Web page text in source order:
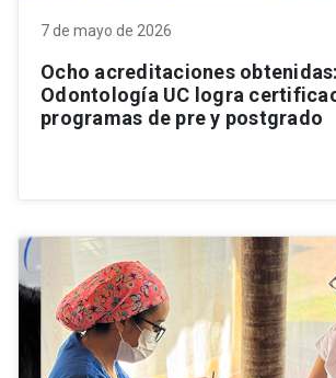
7 de mayo de 2026
Ocho acreditaciones obtenidas:
Odontología UC logra
programas de pre y postgrado